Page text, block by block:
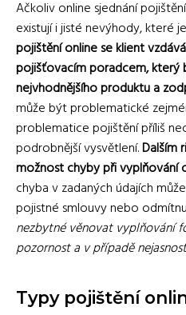
Ačkoliv online sjednání
existují i jisté nevýhody, které
pojištění online se klient
pojišťovacím poradcem, který
nejvhodnějšího produktu a
může být problematické
problematice pojištění příliš
podrobnější vysvětlení.Dalším
možnost chyby při vyplňování
chyba v zadaných údajích
pojistné smlouvy nebo
nezbytné věnovat vyplňování
pozornost a v případě
Typy pojištění